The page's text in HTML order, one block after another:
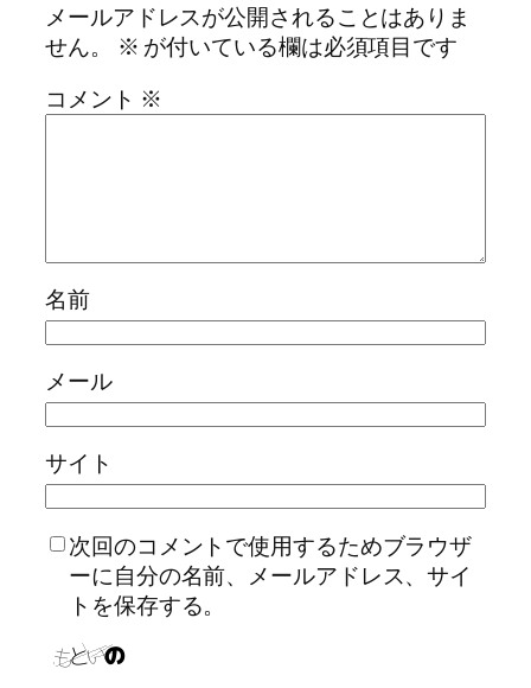
メールアドレスが公開されることはありま
せん。
※ が付いている欄は必須項目です
コメント ※
名前
メール
サイト
次回のコメントで使用するためブラウザ
ーに自分の名前、メールアドレス、サイ
トを保存する。